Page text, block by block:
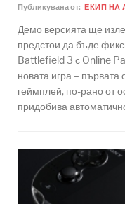
Публикувана от: ЕКИП НА
Демо версията ще
предстои да бъде
Battlefield 3 с Online
новата игра –
геймплей, по-рано от
придобива